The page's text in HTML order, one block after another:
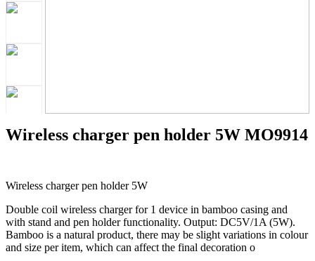
Wireless charger pen holder 5W MO9914
Wireless charger pen holder 5W
Double coil wireless charger for 1 device in bamboo casing and
with stand and pen holder functionality. Output: DC5V/1A (5W).
Bamboo is a natural product, there may be slight variations in colour
and size per item, which can affect the final decoration o